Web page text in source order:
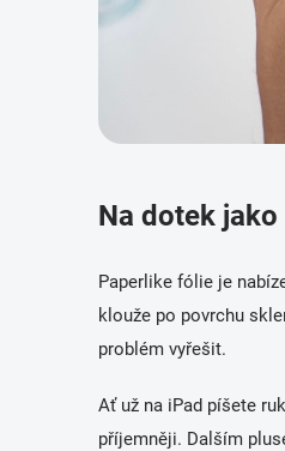
Na dotek
Paperlike fólie je
klouže po povrchu
problém vyřešit.
Ať už na iPad píšete
příjemněji. Dalším